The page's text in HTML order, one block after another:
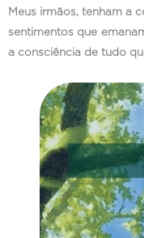
Meus irmãos, tenham a
sentimentos que
a consciência de tudo